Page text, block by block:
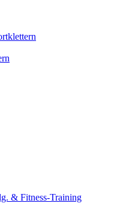
& Fitness-Training